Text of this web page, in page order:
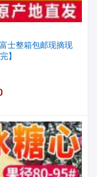
士整箱包邮现摘现
】